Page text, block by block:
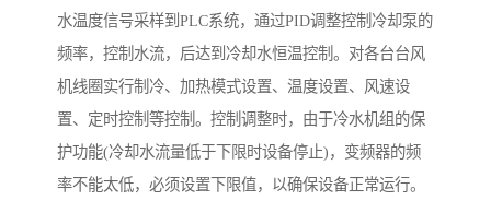
水温度信号采样到PLC系统，通过PID调整控制冷却泵的
频率，控制水流，后达到冷却水恒温控制。对各台台风
机线圈实行制冷、加热模式设置、温度设置、风速设
置、定时控制等控制。控制调整时，由于冷水机组的保
护功能(冷却水流量低于下限时设备停止)，变频器的频
率不能太低，必须设置下限值，以确保设备正常运行。